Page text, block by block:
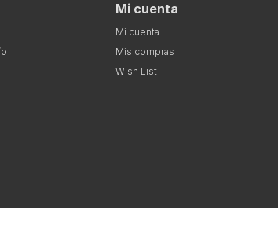
Mi cuenta
Mi cuenta
Mis compras
Wish List